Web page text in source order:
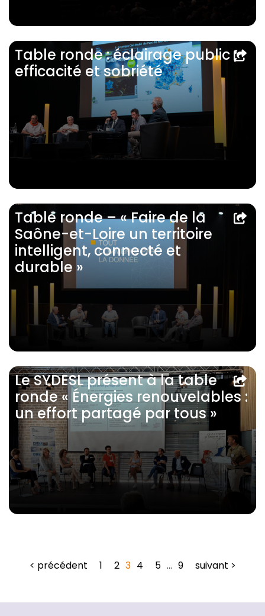
Table ronde : éclairage public ;
efficacité et sobriété
Table ronde – « Faire de la
Saône-et-Loire un territoire
intelligent, connecté et
durable »
Le SYDESL présent à la table
ronde « Énergies renouvelables :
un effort partagé par tous »
< précédent 1 2 3 4 5 … 9 suivant >